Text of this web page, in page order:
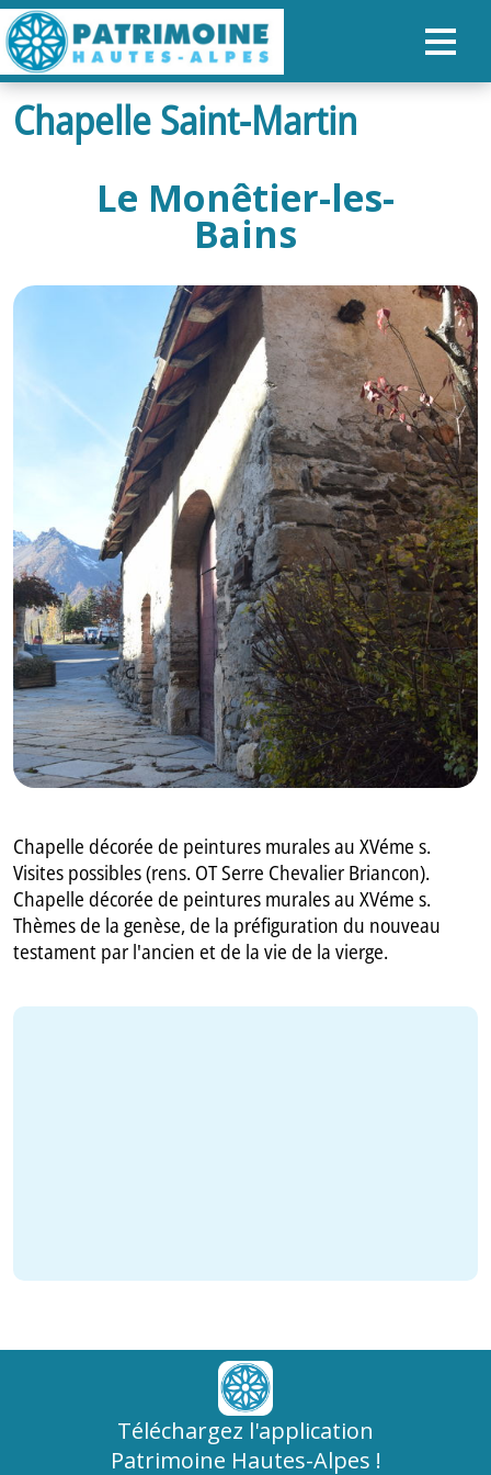
ACCUEIL
NOS PARCOURS
ORGANISER SON SÉJOUR
RECHERCHER
GB
IT
Chapelle Saint-Martin
Le Monêtier-les-
Bains
Chapelle décorée de peintures murales au XVéme s.
Visites possibles (rens. OT Serre Chevalier Briancon).
Chapelle décorée de peintures murales au XVéme s.
Thèmes de la genèse, de la préfiguration du nouveau
testament par l'ancien et de la vie de la vierge.
Téléchargez l'application
Patrimoine Hautes-Alpes !